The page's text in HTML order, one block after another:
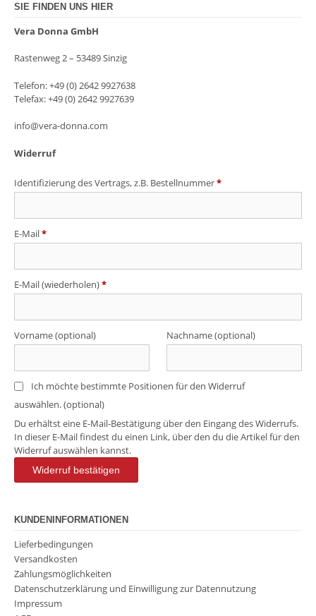
SIE FINDEN UNS HIER
Vera Donna GmbH
Rastenweg 2 – 53489 Sinzig
Telefon: +49 (0) 2642 9927638
Telefax: +49 (0) 2642 9927639
info@vera-donna.com
Widerruf
Identifizierung des Vertrags, z.B. Bestellnummer*
E-Mail*
E-Mail (wiederholen)*
Vorname(optional) Nachname(optional)
Ich möchte bestimmte Positionen für den Widerruf
auswählen.(optional)
Du erhältst eine E-Mail-Bestätigung über den Eingang des Widerrufs.
In dieser E-Mail findest du einen Link, über den du die Artikel für den
Widerruf auswählen kannst.
Widerruf bestätigen
KUNDENINFORMATIONEN
Lieferbedingungen
Versandkosten
Zahlungsmöglichkeiten
Datenschutzerklärung und Einwilligung zur Datennutzung
Impressum